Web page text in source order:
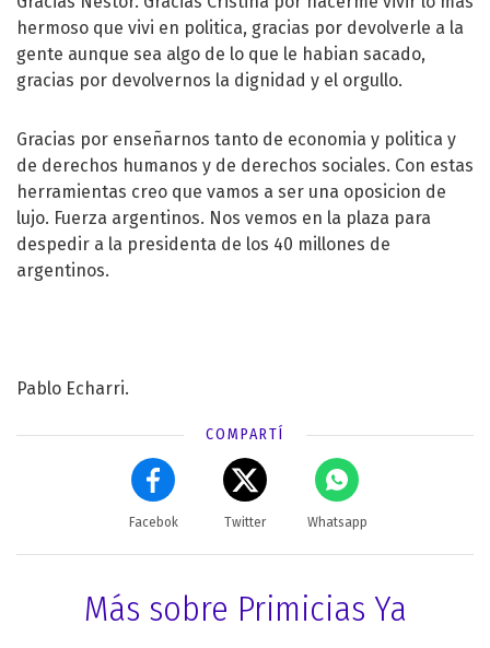
hermoso que vivi en politica, gracias por devolverle a la
gente aunque sea algo de lo que le habian sacado,
gracias por devolvernos la dignidad y el orgullo.
Gracias por enseñarnos tanto de economia y politica y
de derechos humanos y de derechos sociales. Con estas
herramientas creo que vamos a ser una oposicion de
lujo. Fuerza argentinos. Nos vemos en la plaza para
despedir a la presidenta de los 40 millones de
argentinos.
Pablo Echarri.
COMPARTÍ
Facebok Twitter Whatsapp
Más sobre Primicias Ya